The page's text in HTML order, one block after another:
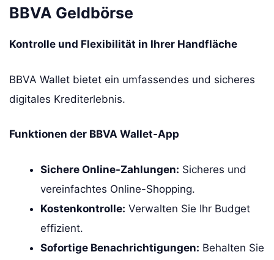
BBVA Geldbörse
Kontrolle und Flexibilität in Ihrer Handfläche
BBVA Wallet bietet ein umfassendes und sicheres
digitales Krediterlebnis.
Funktionen der BBVA Wallet-App
Sichere Online-Zahlungen: Sicheres und
vereinfachtes Online-Shopping.
Kostenkontrolle: Verwalten Sie Ihr Budget
effizient.
Sofortige Benachrichtigungen: Behalten Sie